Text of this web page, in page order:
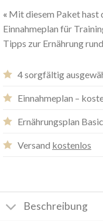
Mit diesem Paket hast
Einnahmeplan für
Tipps zur Ernährung
4 sorgfältig
Einnahmeplan –
Ernährungsplan
Versand kostenlos
Beschreibung